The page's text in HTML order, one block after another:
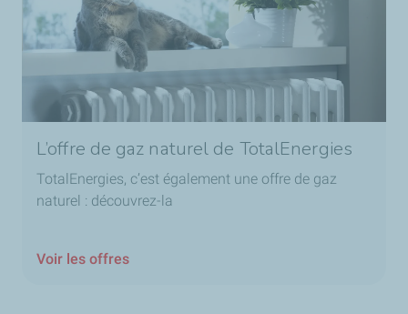
L’offre de gaz naturel de TotalEnergies
TotalEnergies, c’est également une offre de gaz
naturel : découvrez-la
Voir les offres